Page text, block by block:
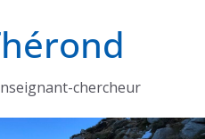
chercheur